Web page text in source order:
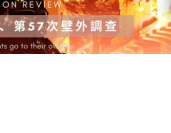
57
次
壁
外
調
查